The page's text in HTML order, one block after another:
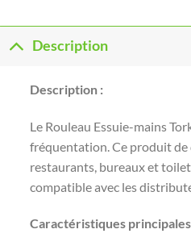
Description
Description :
Le Rouleau Essuie-mains
fréquentation. Ce produit de
restaurants, bureaux et
compatible avec les
Caractéristiques